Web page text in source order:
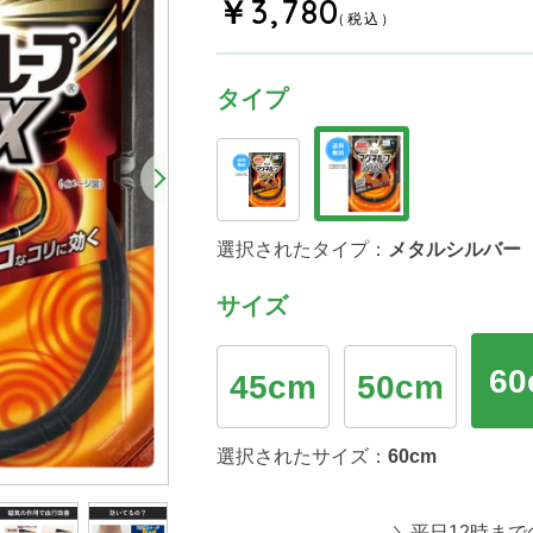
￥3,780（税込）
タイプ
選択されたタイプ： メタルシルバー
サイズ
45cm 50cm
選択されたサイズ： 60cm